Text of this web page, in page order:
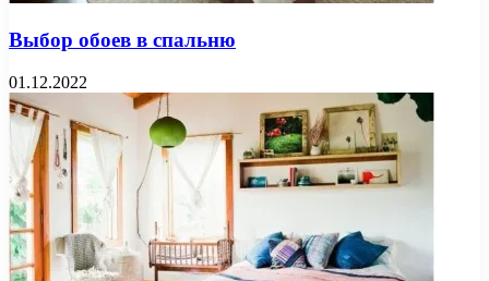
Выбор обоев в спальню
01.12.2022